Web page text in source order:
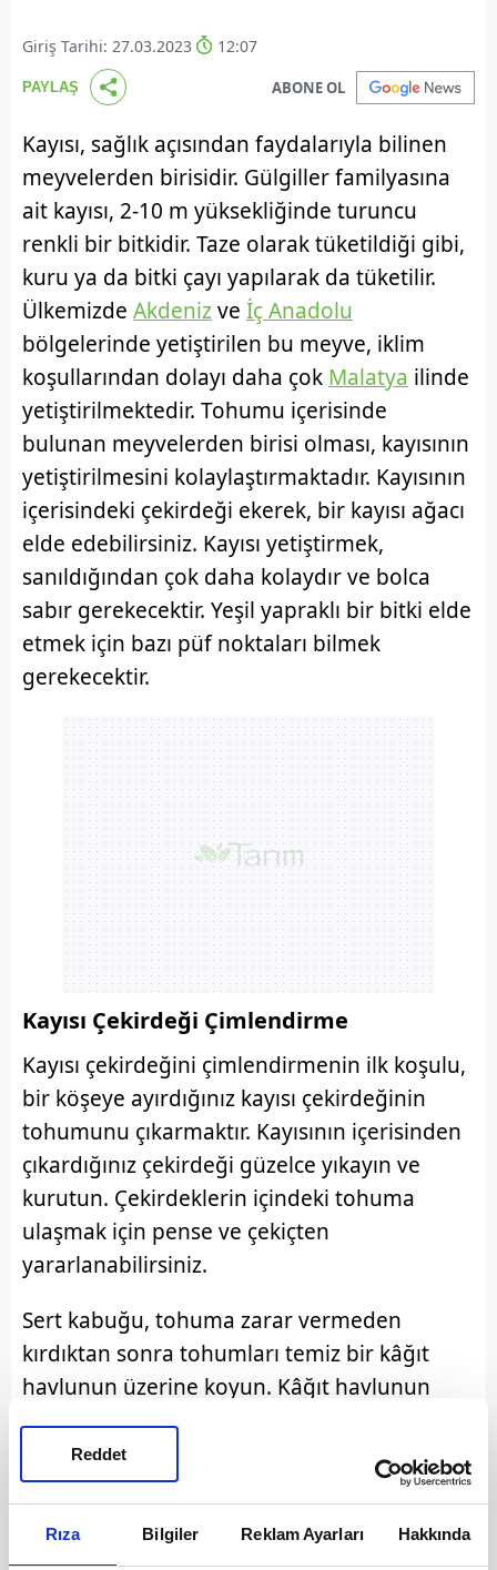
Rıza Bilgiler Reklam Ayarları Hakkında
Reddet
Giriş Tarihi: 27.03.2023 12:07
PAYLAŞ ABONE OL
Kayısı, sağlık açısından faydalarıyla bilinen
meyvelerden birisidir. Gülgiller familyasına
ait kayısı, 2-10 m yüksekliğinde turuncu
renkli bir bitkidir. Taze olarak tüketildiği gibi,
kuru ya da bitki çayı yapılarak da tüketilir.
Ülkemizde Akdenizve İç Anadolu
bölgelerinde yetiştirilen bu meyve, iklim
koşullarından dolayı daha çok Malatya ilinde
yetiştirilmektedir. Tohumu içerisinde
bulunan meyvelerden birisi olması, kayısının
yetiştirilmesini kolaylaştırmaktadır. Kayısının
içerisindeki çekirdeği ekerek, bir kayısı ağacı
elde edebilirsiniz. Kayısı yetiştirmek,
sanıldığından çok daha kolaydır ve bolca
sabır gerekecektir. Yeşil yapraklı bir bitki elde
etmek için bazı püf noktaları bilmek
gerekecektir.
Kayısı Çekirdeği Çimlendirme
Kayısı çekirdeğini çimlendirmenin ilk koşulu,
bir köşeye ayırdığınız kayısı çekirdeğinin
tohumunu çıkarmaktır. Kayısının içerisinden
çıkardığınız çekirdeği güzelce yıkayın ve
kurutun. Çekirdeklerin içindeki tohuma
ulaşmak için pense ve çekiçten
yararlanabilirsiniz.
Sert kabuğu, tohuma zarar vermeden
kırdıktan sonra tohumları temiz bir kâğıt
havlunun üzerine koyun. Kâğıt havlunun
üzerine tohumları aralıklı olarak koyun ve
kâğıt havluyu ikiye katlayın. Bu işlemden
sonra bir spreyle kâğıt havlunun her yerini